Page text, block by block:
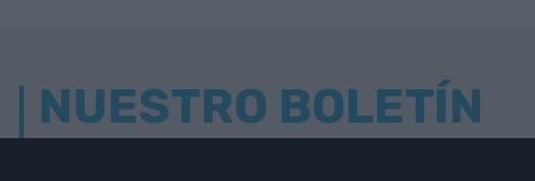
NUESTRO BOLETÍN